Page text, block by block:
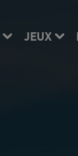
JEUX